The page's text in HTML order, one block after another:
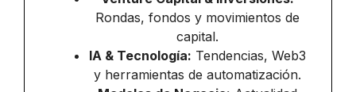
Rondas, fondos y movimientos de
capital.
IA & Tecnología: Tendencias, Web3
y herramientas de automatización.